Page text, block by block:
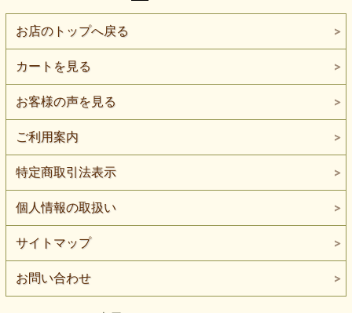
ワンピースやチュニック、羽織りものなど、
きちんと感が欲しいアイテムの制作にも向いた素材感。
上品な印象ながら家庭用ミシンでも扱いやすく、
販売作品や一点もの制作、少量制作にも取り入れやすい生地
です。
【よくある質問】
Q. 柄は派手すぎませんか？
A. 植物柄は控えめで、無地に近い感覚でも使えます。落ち
着いた大人向けの印象です。
示用アイテムにもおすすめです。
お店のトップへ戻る
カートを見る
お客様の声を見る
ご利用案内
特定商取引法表示
個人情報の取扱い
サイトマップ
お問い合わせ